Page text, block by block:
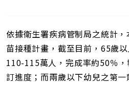
依據衛生署疾病管制局之統計
苗接種計畫，截至目前，65歲
110-115萬人，完成率約50％
訂進度；而兩歲以下幼兒之第